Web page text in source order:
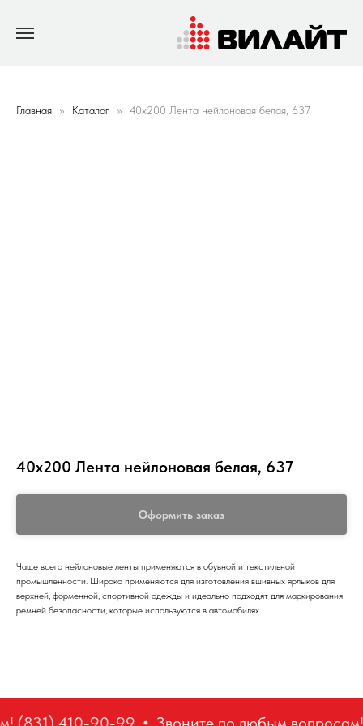
Главная Каталог 40х200 Лента нейлоновая белая, 637
40х200 Лента нейлоновая белая, 637
Оформить заказ
Чаще всего нейлоновые ленты применяются в обувной и текстильной
промышленности. Широко применяются для изготовления вшивных ярлыков для
верхней, форменной, спортивной одежды и идеально подходят для маркирования
ремней безопасности, которые используются в автомобилях.